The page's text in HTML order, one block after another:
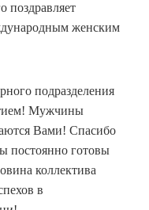
поздравляет
женским
подразделения
Мужчины
Вами! Спасибо
постоянно готовы
коллектива
в